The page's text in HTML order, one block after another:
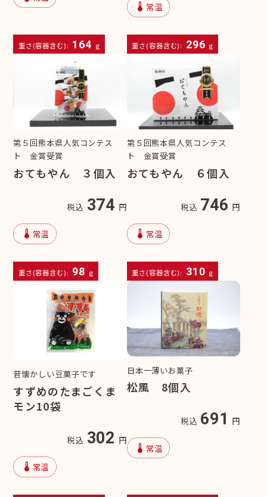
重さ(容器含む): 164 g
device_thermostat 常温
重さ(容器含む): 296 g
第５回熊本県人気コンテス
ト 金賞受賞
おてもやん ３個入
税込 374 円
device_thermostat 常温
重さ(容器含む): 98 g
第５回熊本県人気コンテス
ト 金賞受賞
おてもやん ６個入
税込 746 円
device_thermostat 常温
重さ(容器含む): 310 g
昔懐かしい豆菓子です
すずめのたまごくま
モン10袋
税込 302 円
device_thermostat 常温
日本一薄いお菓子
松風 8個入
税込 691 円
device_thermostat 常温